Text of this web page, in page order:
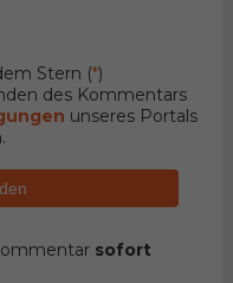
Stern (*)
des Kommentars
unseres Portals
sofort